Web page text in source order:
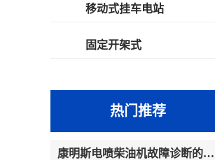
移动式挂车电站
固定开架式
热门推荐
康明斯电喷柴油机故障诊断的解决思路